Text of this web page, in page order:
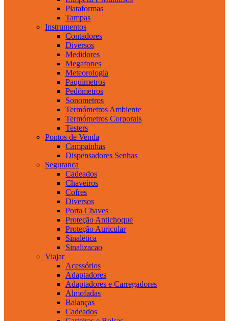
Plataformas
Tampas
Instrumentos
Contadores
Diversos
Medidores
Megafones
Meteorologia
Paquimetros
Pedómetros
Sonometros
Termómetros Ambiente
Termómetros Corporais
Testers
Pontos de Venda
Campainhas
Dispensadores Senhas
Seguranca
Cadeados
Chaveiros
Cofres
Diversos
Porta Chaves
Proteção Antichoque
Proteção Auricular
Sinalética
Sinalizacao
Viajar
Acessórios
Adaptadores
Adaptadores e Carregadores
Almofadas
Balanças
Cadeados